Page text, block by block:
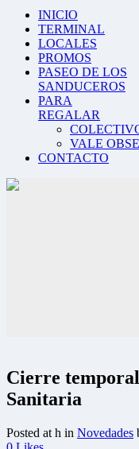
INICIO
TERMINAL
LOCALES
PROMOS
PASEO DE LOS
SANDUCEROS
PARA
REGALAR
VALE
CONTACTO
Cierre
Sanitaria
Posted at h in Novedades